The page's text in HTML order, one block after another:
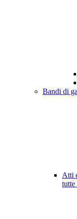
Bandi di
Atti
tutte